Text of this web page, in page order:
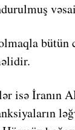
bütün
isə İranın